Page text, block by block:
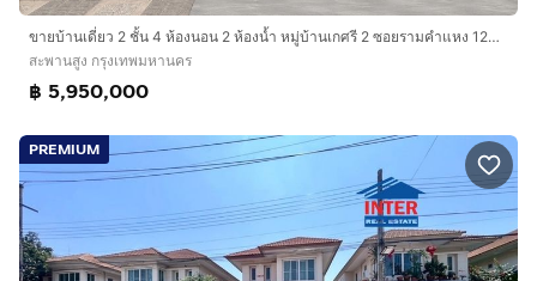
ขายบ้านเดี่ยว 2 ชั้น 4 ห้องนอน 2 ห้องน้ำ หมู่บ้านเกศรี 2 ซอยรามคำแหง 124 สะพานสูง ตกแต่งไม้สักและไม้หายากทั้งหลัง ใช้สอย 320 ตร.ม. ใกล้ MRT
สะพานสูง กรุงเทพมหานคร
฿ 5,950,000
PREMIUM